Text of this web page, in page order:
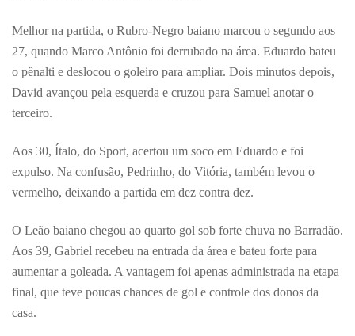
Melhor na partida, o Rubro-Negro baiano marcou o segundo aos
27, quando Marco Antônio foi derrubado na área. Eduardo bateu
o pênalti e deslocou o goleiro para ampliar. Dois minutos depois,
David avançou pela esquerda e cruzou para Samuel anotar o
terceiro.
Aos 30, Ítalo, do Sport, acertou um soco em Eduardo e foi
expulso. Na confusão, Pedrinho, do Vitória, também levou o
vermelho, deixando a partida em dez contra dez.
O Leão baiano chegou ao quarto gol sob forte chuva no Barradão.
Aos 39, Gabriel recebeu na entrada da área e bateu forte para
aumentar a goleada. A vantagem foi apenas administrada na etapa
final, que teve poucas chances de gol e controle dos donos da
casa.